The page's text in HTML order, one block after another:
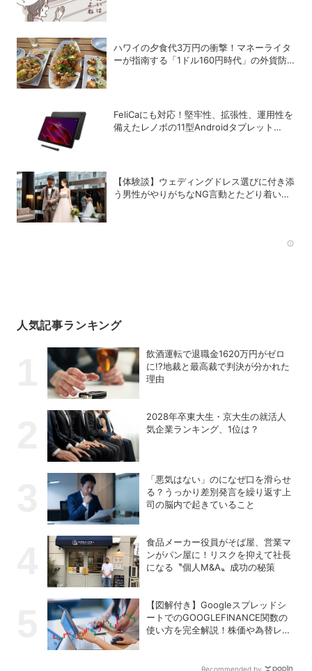
ハワイの夕食代3万円の衝撃！マネーライタ
ーが指南する「1ドル160円時代」の外貨防
FeliCaにも対応！堅牢性、拡張性、運用性を
備えたレノボの11型Androidタブレット
【体験談】ウェディングドレス選びに付き添
う男性がやりがちなNG言動とたどり着いた
人気記事ランキング
飲酒運転で退職金1620万円がゼロ
に!?地裁と最高裁で判決が分かれた
理由
2028年卒東大生・京大生の就活人
気企業ランキング、1位は？
「悪気はない」のになぜ口を滑らせ
る？うっかり差別発言を繰り返す上
司の脳内で起きていること
食品メーカー役員がそば屋、営業マ
ンがパン屋に！リスクを抑えて社長
になる〝個人M&A〟成功の秘策
【図解付き】Googleスプレッドシ
ートでのGOOGLEFINANCE関数の
使い方を完全解説！株価や為替レー
Recommended by